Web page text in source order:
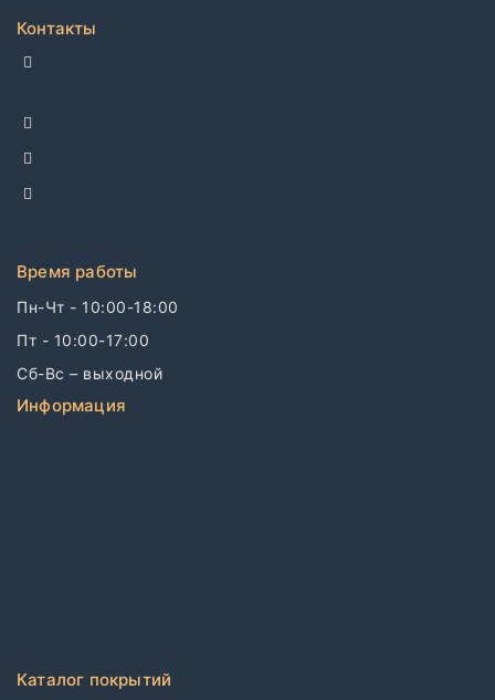
Контакты
Время работы
Пн-Чт - 10:00-18:00
Пт - 10:00-17:00
Сб-Вс – выходной
Информация
Каталог покрытий